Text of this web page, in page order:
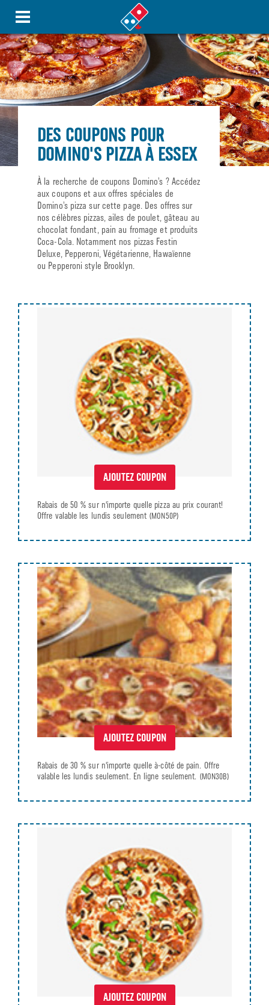
DES COUPONS POUR
DOMINO'S PIZZA À ESSEX
À la recherche de coupons Domino’s ? Accédez
aux coupons et aux offres spéciales de
Domino’s pizza sur cette page. Des offres sur
nos célèbres pizzas, ailes de poulet, gâteau au
chocolat fondant, pain au fromage et produits
Coca-Cola. Notamment nos pizzas Festin
Deluxe, Pepperoni, Végétarienne, Hawaïenne
ou Pepperoni style Brooklyn.
AJOUTEZ COUPON
Rabais de 50 % sur n'importe quelle pizza au prix courant!
Offre valable les lundis seulement (MON50P)
AJOUTEZ COUPON
Rabais de 30 % sur n'importe quelle à-côté de pain. Offre
valable les lundis seulement. En ligne seulement. (MON30B)
AJOUTEZ COUPON